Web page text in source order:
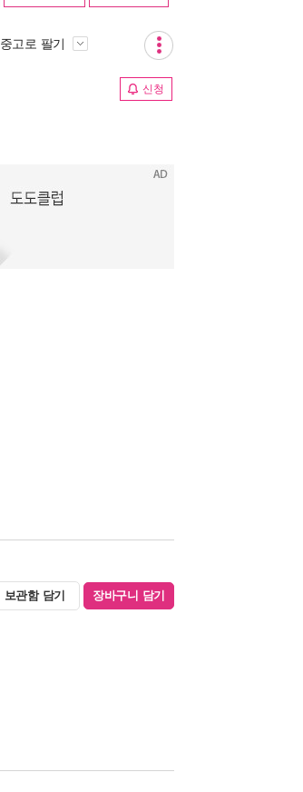
중고로 팔기
신청
보관함 담기 장바구니 담기